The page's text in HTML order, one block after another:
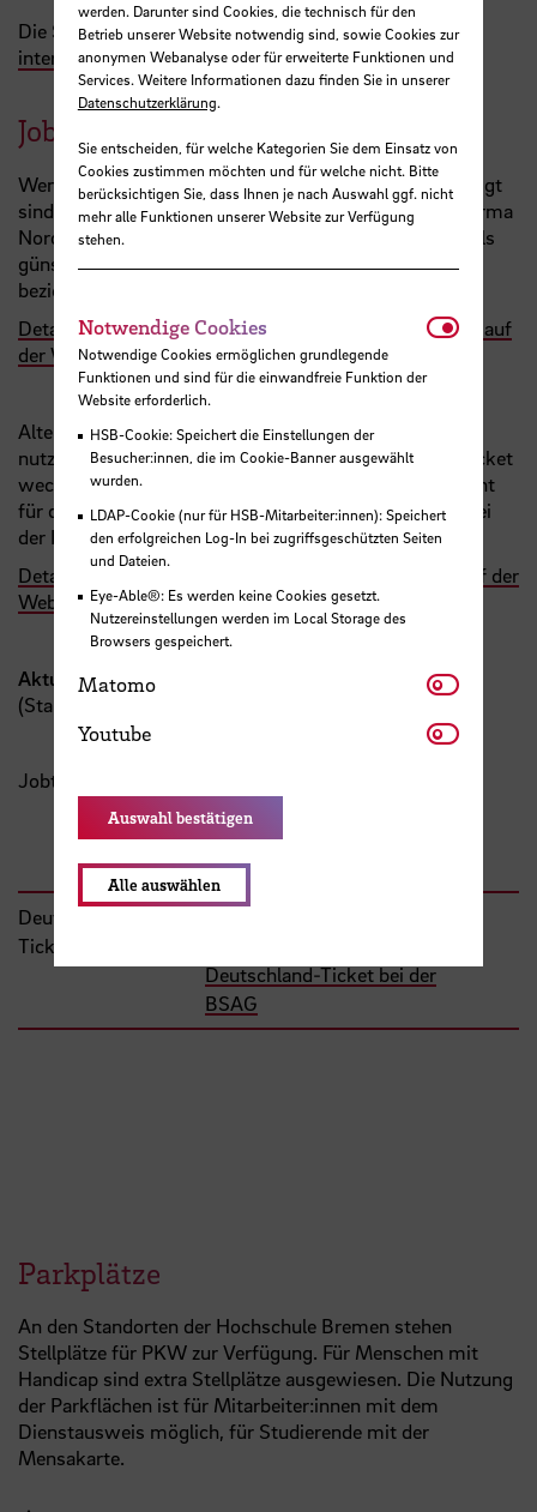
Die Sondertarife für Hotels in Bremen finden Sieim
internen Bereich.
JobTicket
Wenn Sie im bremischen öffentlichen Dienst beschäftigt
sind und / oder Ihr Gehaltbzw.Ihre Bezüge über Performa
Nord abgerechnet werden, können Sie das
als
günstiges Jahresabonnement über die Performa Nord
beziehen.
Detaillierte Informationen und Anträge zum JobTicket auf
der Website der Performa Nord
Alternativ können Sie auch dasDeutschland-Ticket
nutzen. Wenn Sie vom Jobticket zum Deutschland-Ticket
wechseln wollen, haben Sie ein Sonderkündigungsrecht
für das Jobticket, wenn Sie das Deutschland-Ticket bei
der BSAG abonnieren.
Detaillierte Informationen zum Deutschland-Ticket auf der
Website der Performa Nord
Aktuelle Abopreise / Monat
(Stand: November 2025)
Jobticket
Tarifzone
Informationen zum
Jobticket bei der BSAG
Deutschland-
Ticket
Deutschland-Ticket bei der
BSAG
Parkplätze
An den Standorten der Hochschule Bremen stehen
Stellplätze für PKW zur Verfügung. Für Menschen mit
Handicap sind extra Stellplätze ausgewiesen. Die Nutzung
der Parkflächen ist für Mitarbeiter:innen mit dem
Dienstausweis möglich, für Studierende mit der
Mensakarte.
werden. Darunter sind Cookies, die technisch für den
Betrieb unserer Website notwendig sind, sowie Cookies zur
anonymen Webanalyse oder für erweiterte Funktionen und
Services. Weitere Informationen dazu finden Sie in unserer
Datenschutzerklärung.
Sie entscheiden, für welche Kategorien Sie dem Einsatz von
Cookies zustimmen möchten und für welche nicht. Bitte
berücksichtigen Sie, dass Ihnen je nach Auswahl ggf. nicht
mehr alle Funktionen unserer Website zur Verfügung
stehen.
Notwendige Cookies
Notwendige Cookies ermöglichen grundlegende
Funktionen und sind für die einwandfreie Funktion der
Website erforderlich.
HSB-Cookie: Speichert die Einstellungen der
Besucher:innen, die im Cookie-Banner ausgewählt
wurden.
LDAP-Cookie (nur für HSB-Mitarbeiter:innen): Speichert
den erfolgreichen Log-In bei zugriffsgeschützten Seiten
und Dateien.
Eye-Able®: Es werden keine Cookies gesetzt.
Nutzereinstellungen werden im Local Storage des
Browsers gespeichert.
Matomo Matomo
Youtube Youtube
Auswahl bestätigen
Alle auswählen